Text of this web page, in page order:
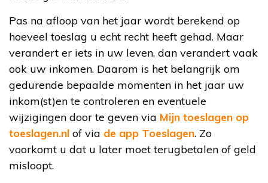
Pas na afloop van het jaar wordt berekend op
hoeveel toeslag u echt recht heeft gehad. Maar
verandert er iets in uw leven, dan verandert vaak
ook uw inkomen. Daarom is het belangrijk om
gedurende bepaalde momenten in het jaar uw
inkom(st)en te controleren en eventuele
wijzigingen door te geven via Mijn toeslagen op
toeslagen.nl of via de app Toeslagen. Zo
voorkomt u dat u later moet terugbetalen of geld
misloopt.